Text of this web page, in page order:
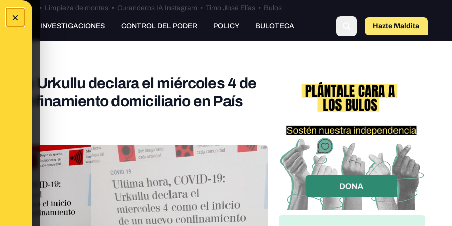
×
Bulos Ceuta • Limpieza de montes• Curanderos IA Instagram • Timo José Elías• Bulos
INVESTIGACIONES CONTROL DEL PODER POLICY BULOTECA Hazte Maldito
a
que Urkullu declara el miércoles 4 de
confinamiento domiciliario en País